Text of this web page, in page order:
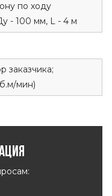
по ходу
- 100 мм, L - 4 м
заказчика;
мин)